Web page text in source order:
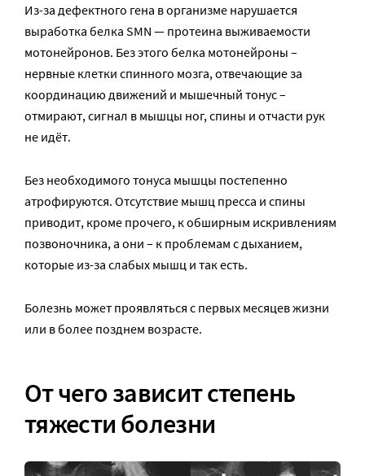
Из-за дефектного гена в организме нарушается
выработка белка SMN — протеина выживаемости
мотонейронов. Без этого белка мотонейроны –
нервные клетки спинного мозга, отвечающие за
координацию движений и мышечный тонус –
отмирают, сигнал в мышцы ног, спины и отчасти рук
не идёт.
Без необходимого тонуса мышцы постепенно
атрофируются. Отсутствие мышц пресса и спины
приводит, кроме прочего, к обширным искривлениям
позвоночника, а они – к проблемам с дыханием,
которые из-за слабых мышц и так есть.
Болезнь может проявляться с первых месяцев жизни
или в более позднем возрасте.
От чего зависит степень
тяжести болезни